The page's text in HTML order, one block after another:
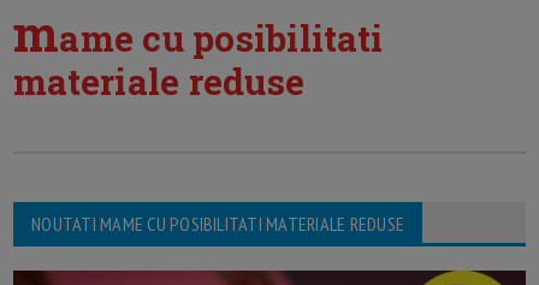
mame cu posibilitati
materiale reduse
NOUTATI MAME CU POSIBILITATI MATERIALE REDUSE